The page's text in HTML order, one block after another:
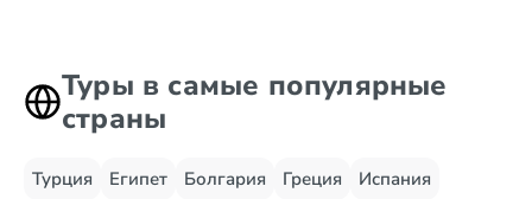
Туры в самые популярные
страны
Турция Египет Болгария Греция
Испания